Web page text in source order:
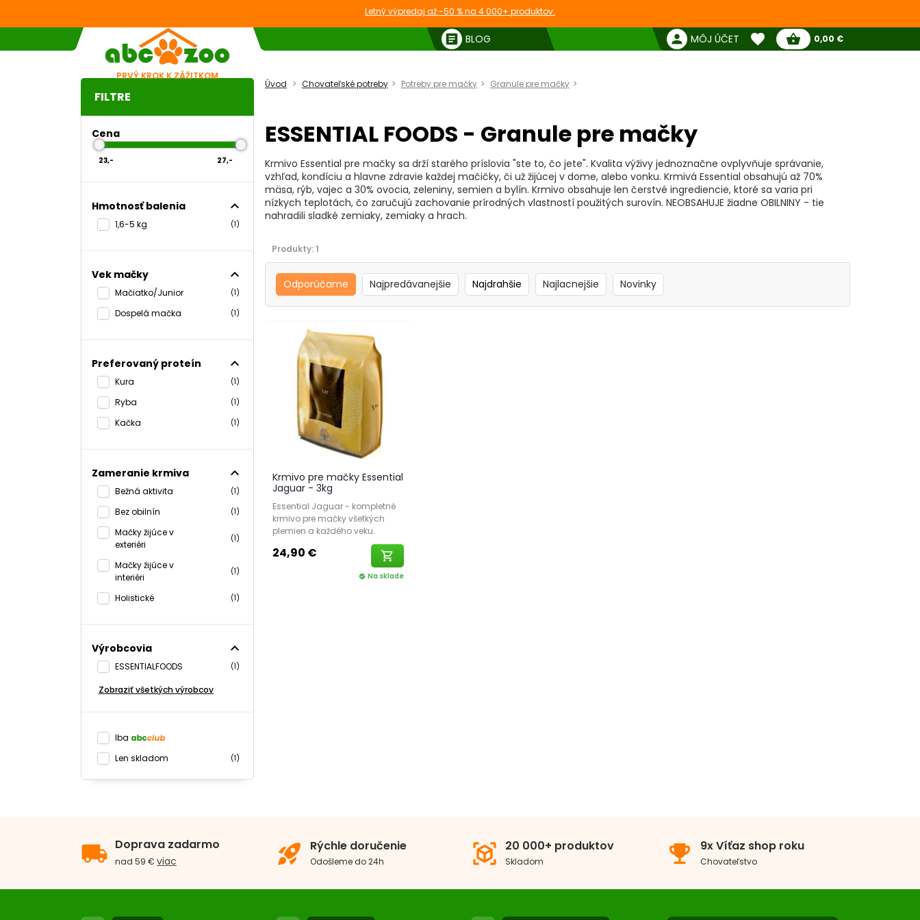
Letný výpredaj až -50 % na 4 000+ produktov.
PRVÝ KROK K ZÁŽITKOM
article BLOG person MÔJ ÚČET favorite shopping_basket 0,00 €
FILTRE
Cena
23,- 27,-
Hmotnosť balenia expand_less
1,6-5 kg (1)
Vek mačky expand_less
Mačiatko/Junior (1)
Dospelá mačka (1)
Preferovaný proteín expand_less
Kura (1)
Ryba (1)
Kačka (1)
Zameranie krmiva expand_less
Bežná aktivita (1)
Bez obilnín (1)
Mačky žijúce v
exteriéri
(1)
Mačky žijúce v
interiéri
(1)
Holistické (1)
Výrobcovia expand_less
ESSENTIALFOODS (1)
Zobraziť všetkých výrobcov
Iba
Len skladom
(1)
Úvod Chovateľské potreby Potreby pre mačky Granule pre mačky
ESSENTIAL FOODS - Granule pre mačky
Krmivo Essential pre mačky sa drží starého príslovia "ste to, čo jete". Kvalita výživy jednoznačne ovplyvňuje správanie,
vzhľad, kondíciu a hlavne zdravie každej mačičky, či už žijúcej v dome, alebo vonku. Krmivá Essential obsahujú až 70%
mäsa, rýb, vajec a 30% ovocia, zeleniny, semien a bylín. Krmivo obsahuje len čerstvé ingrediencie, ktoré sa varia pri
nízkych teplotách, čo zaručujú zachovanie prírodných vlastností použitých surovín. NEOBSAHUJE žiadne OBILNINY - tie
nahradili sladké zemiaky, zemiaky a hrach.
Produkty: 1
Odporúčame Najpredávanejšie Najdrahšie Najlacnejšie Novinky
Krmivo pre mačky Essential
Jaguar - 3kg
Essential Jaguar - kompletné
krmivo pre mačky všetkých
plemien a každého veku.
24,90 € shopping_cart
check_circle Na sklade
local_shipping Doprava zadarmo
nad 59 € viac rocket_launch Rýchle doručenie
Odošleme do 24h view_in_ar 20 000+ produktov
Skladom emoji_events 9x Víťaz shop roku
Chovateľstvo